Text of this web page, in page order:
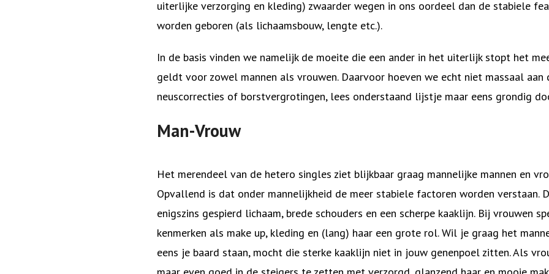
uiterlijke verzorging en kleding) zwaarder wegen in ons oordeel dan de stabiele
worden geboren (als lichaamsbouw, lengte etc.).
In de basis vinden we namelijk de moeite die een ander in het uiterlijk stopt het
geldt voor zowel mannen als vrouwen. Daarvoor hoeven we echt niet massaal
neuscorrecties of borstvergrotingen, lees onderstaand lijstje maar eens grondig
Man-Vrouw
Het merendeel van de hetero singles ziet blijkbaar graag mannelijke mannen en
Opvallend is dat onder mannelijkheid de meer stabiele factoren worden verstaan.
enigszins gespierd lichaam, brede schouders en een scherpe kaaklijn. Bij vrouwen
kenmerken als make up, kleding en (lang) haar een grote rol. Wil je graag het
eens je baard staan, mocht die sterke kaaklijn niet in jouw genenpoel zitten. Als